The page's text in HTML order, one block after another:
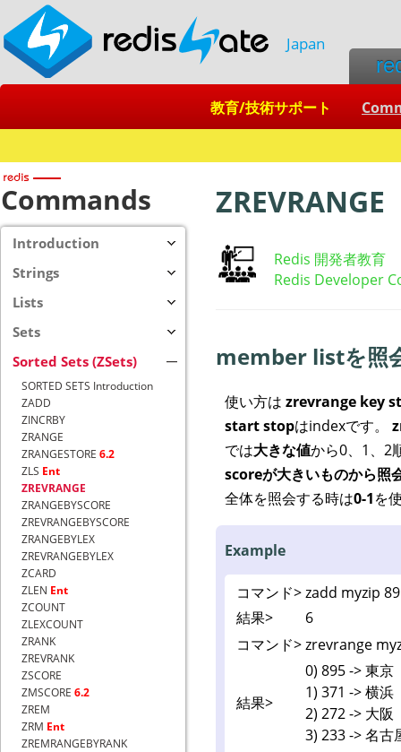
Japan
教育/技術サポート
Commands
Introduction
Strings
Lists
Sets
Sorted Sets (ZSets)
SORTED SETS Introduction
ZADD
ZINCRBY
ZRANGE
ZRANGESTORE 6.2
ZLS Ent
ZREVRANGE
ZRANGEBYSCORE
ZREVRANGEBYSCORE
ZRANGEBYLEX
ZREVRANGEBYLEX
ZCARD
ZLEN Ent
ZCOUNT
ZLEXCOUNT
ZRANK
ZREVRANK
ZSCORE
ZMSCORE 6.2
ZREM
ZRM Ent
ZREMRANGEBYRANK
ZREVRANGE
Redis 開発者教育
Redis Developer
member listを照
使い方は zrevrange key
start stopはindexです。
では大きな値から0、1、2
scoreが大きいものから照
全体を照会する時は0-1を
Example
コマンド>zadd myzip
結果>
6
コマンド>zrevrange
結果>
0) 895 -> 東京
1) 371 -> 横浜
2) 272 -> 大阪
3) 233 -> 名古